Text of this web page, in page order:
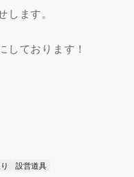
ます。
しております！
設営道具